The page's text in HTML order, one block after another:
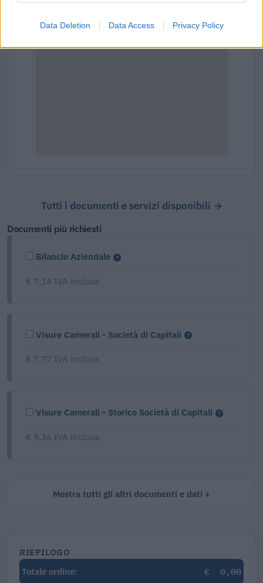
Data Deletion Data Access Privacy Policy
Tutti i documenti e servizi disponibili →
Documenti più richiesti
Bilancio Aziendale
€ 7,14 IVA inclusa
Visure Camerali - Società di Capitali
€ 7,77 IVA inclusa
Visure Camerali - Storico Società di Capitali
€ 9,36 IVA inclusa
Mostra tutti gli altri documenti e dati
RIEPILOGO
Totale ordine:
€ 0,00